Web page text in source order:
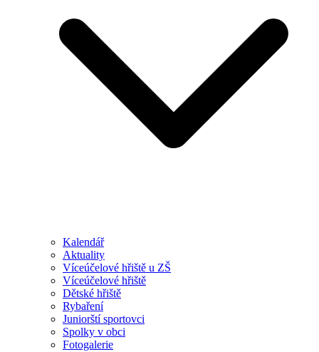
Kalendář
Aktuality
Víceúčelové hřiště u ZŠ
Víceúčelové hřiště
Dětské hřiště
Rybaření
Juniorští sportovci
Spolky v obci
Fotogalerie